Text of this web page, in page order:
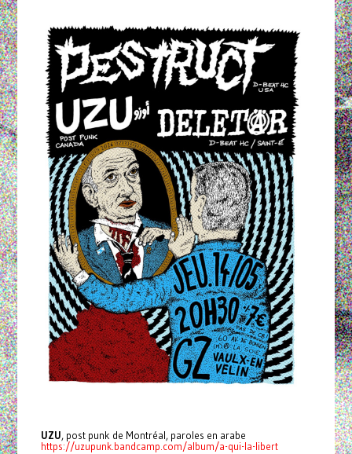
UZU, post punk de Montréal, paroles en arabe
https://uzupunk.bandcamp.com/album/a-qui-la-libert